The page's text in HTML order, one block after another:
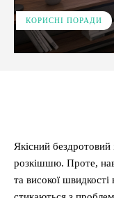
КОРИСНІ ПОРАДИ
Якісний бездротовий
розкішшю. Проте,
та високої швидкості